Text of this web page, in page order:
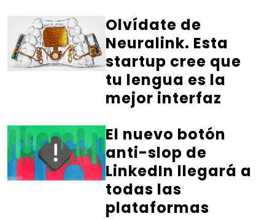
Olvídate de
Neuralink. Esta
startup cree que
tu lengua es la
mejor interfaz
El nuevo botón
anti-slop de
LinkedIn llegará a
todas las
plataformas